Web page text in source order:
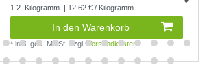
1.2 Kilogramm | 12,62 € / Kilogramm
In den Warenkorb
*inkl. ges. MwSt. zzgl. Versandkosten